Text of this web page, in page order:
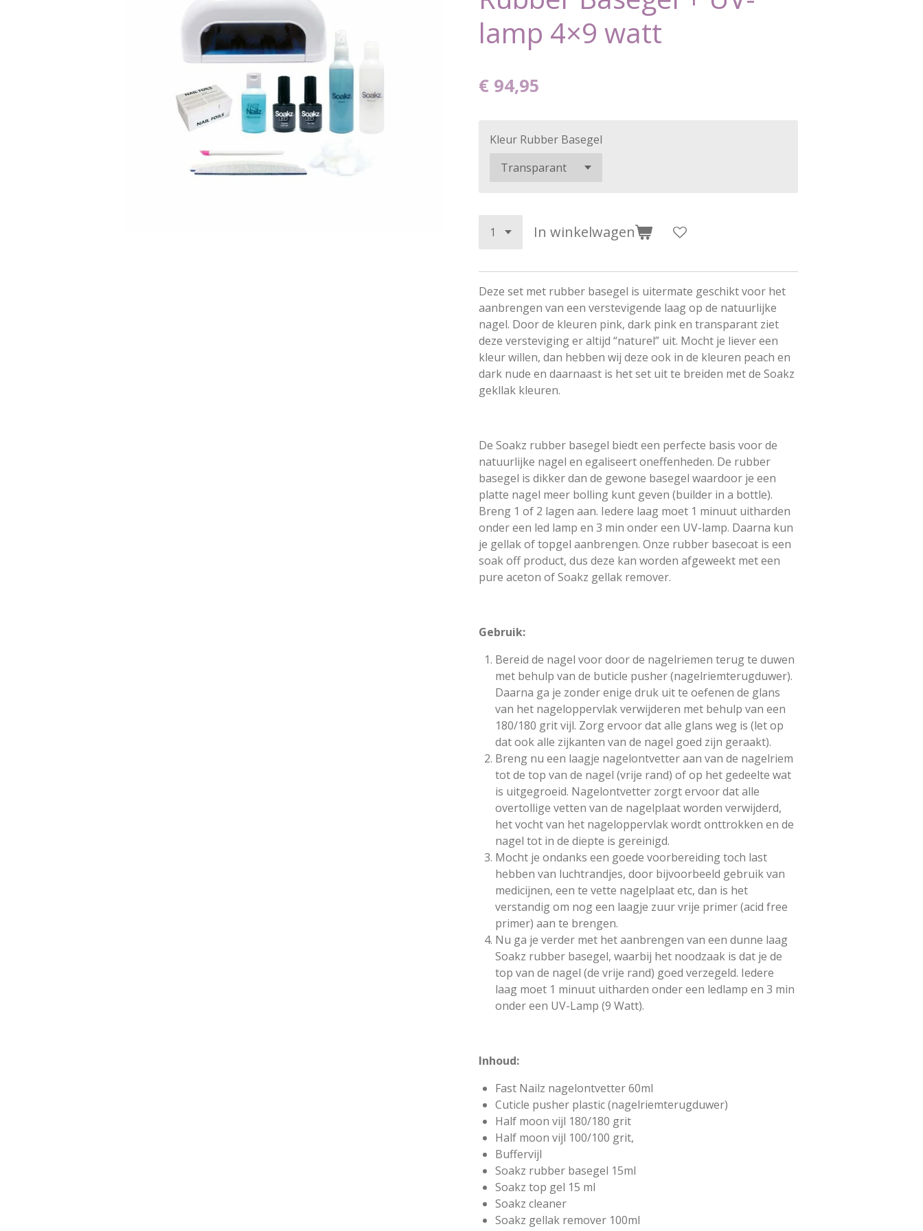
lamp 4×9 watt
€ 94,95
Kleur Rubber Basegel
In winkelwagen
Deze set met rubber basegel is uitermate geschikt voor het
aanbrengen van een verstevigende laag op de natuurlijke
nagel. Door de kleuren pink, dark pink en transparant ziet
deze versteviging er altijd “naturel” uit. Mocht je liever een
kleur willen, dan hebben wij deze ook in de kleuren peach en
dark nude en daarnaast is het set uit te breiden met de Soakz
gekllak kleuren.
De Soakz rubber basegel biedt een perfecte basis voor de
natuurlijke nagel en egaliseert oneffenheden. De rubber
basegel is dikker dan de gewone basegel waardoor je een
platte nagel meer bolling kunt geven (builder in a bottle).​
Breng 1 of 2 lagen aan. Iedere laag moet 1 minuut uitharden
onder een led lamp en 3 min onder een UV-lamp. Daarna kun
je gellak of topgel aanbrengen. Onze rubber basecoat is een
soak off product, dus deze kan worden afgeweekt met een
pure aceton of Soakz gellak remover.
Gebruik:
Bereid de nagel voor door de nagelriemen terug te duwen
met behulp van de buticle pusher (nagelriemterugduwer).
Daarna ga je zonder enige druk uit te oefenen de glans
van het nageloppervlak verwijderen met behulp van een
180/180 grit vijl. Zorg ervoor dat alle glans weg is (let op
dat ook alle zijkanten van de nagel goed zijn geraakt).
Breng nu een laagje nagelontvetter aan van de nagelriem
tot de top van de nagel (vrije rand) of op het gedeelte wat
is uitgegroeid. Nagelontvetter zorgt ervoor dat alle
overtollige vetten van de nagelplaat worden verwijderd,
het vocht van het nageloppervlak wordt onttrokken en de
nagel tot in de diepte is gereinigd.
Mocht je ondanks een goede voorbereiding toch last
hebben van luchtrandjes, door bijvoorbeeld gebruik van
medicijnen, een te vette nagelplaat etc, dan is het
verstandig om nog een laagje zuur vrije primer (acid free
primer) aan te brengen.
Nu ga je verder met het aanbrengen van een dunne laag
Soakz rubber basegel, waarbij het noodzaak is dat je de
top van de nagel (de vrije rand) goed verzegeld. Iedere
laag moet 1 minuut uitharden onder een ledlamp en 3 min
onder een UV-Lamp (9 Watt).
Inhoud:
Fast Nailz nagelontvetter 60ml
Cuticle pusher plastic (nagelriemterugduwer)
Half moon vijl 180/180 grit
Half moon vijl 100/100 grit,
Buffervijl
Soakz rubber basegel 15ml
Soakz top gel 15 ml
Soakz cleaner
Soakz gellak remover 100ml